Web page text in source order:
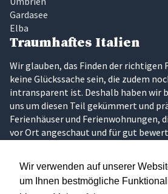
Wir verwenden auf unserer
um Ihnen bestmögliche
Gardasee
Elba
Traumhaftes Italien
Wir glauben, das Finden der
keine Glückssache sein, die zudem
intransparent ist. Deshalb haben wir
uns um diesen Teil gekümmert und
Ferienhäuser und Ferienwohnungen,
vor Ort angeschaut und für gut
ist es, dass Sie Ihren Traumurlaub in